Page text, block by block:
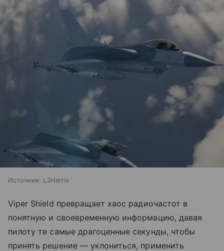
Источник: L3Harris
Viper Shield превращает хаос радиочастот в
понятную и своевременную информацию, давая
пилоту те самые драгоценные секунды, чтобы
принять решение — уклониться, применить